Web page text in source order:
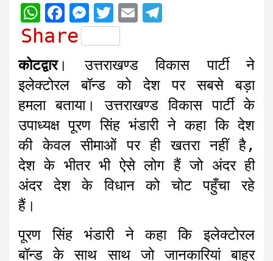
W
h
t
s
A
p
p
F
a
b
o
o
k
M
e
s
s
e
n
g
e
r
T
w
i
t
t
e
r
E
i
l
e
g
r
a
m
Share
कोटद्वार। उत्तराखण्ड विकास पार्टी ने
इलेक्टोरल बॉन्ड को देश पर सबसे बड़ा
हमला बताया। उत्तराखण्ड विकास पार्टी के
उपाध्यक्ष पूरण सिंह भंडारी ने कहा कि देश
की केवल सीमाओं पर ही खतरा नहीं है,
देश के भीतर भी ऐसे लोग हैं जो अंदर ही
अंदर देश के विधान को चोट पहुँचा रहे
हैं।
पूरण सिंह भंडारी ने कहा कि इलेक्टोरल
बॉन्ड के साथ साथ जो जानकारियां बाहर